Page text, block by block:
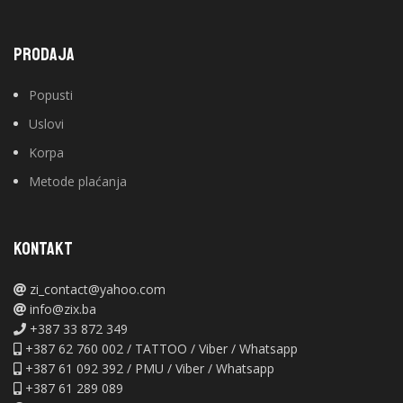
PRODAJA
Popusti
Uslovi
Korpa
Metode plaćanja
KONTAKT
zi_contact@yahoo.com
info@zix.ba
+387 33 872 349
+387 62 760 002 / TATTOO / Viber / Whatsapp
+387 61 092 392 / PMU / Viber / Whatsapp
+387 61 289 089